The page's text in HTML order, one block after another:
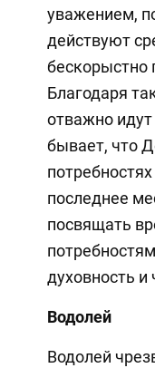
уважением,
действуют
бескорыстно
Благодаря
отважно
бывает, что
последнее
посвящать
духовность и
Водолей
Водолей